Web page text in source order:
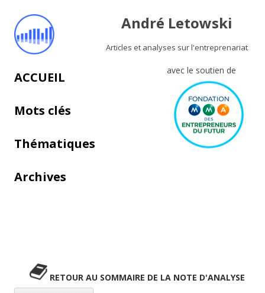
André Letowski
Articles et analyses sur l'entreprenariat
avec le soutien de
Aller au contenu principal
ACCUEIL
Mots clés
Thématiques
Archives
RETOUR AU SOMMAIRE DE LA NOTE D'ANALYSE